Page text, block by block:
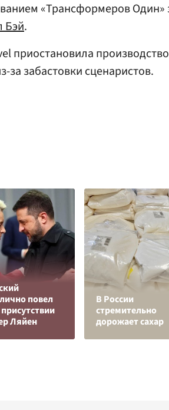
«Трансформеров Один»
Бэй.
приостановила
за забастовки сценаристов.
повел
Ляйен
В России
стремительно
дорожает сахар